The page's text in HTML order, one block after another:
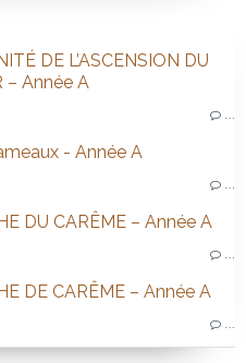
DE L’ASCENSION DU
– Année A
- Année A
DU CARÊME – Année A
DE CARÊME – Année A